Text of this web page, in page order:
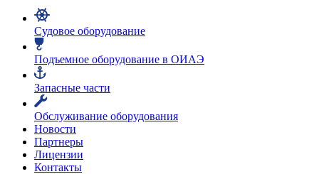
Судовое оборудование
Подъемное оборудование в ОИАЭ
Запасные части
Обслуживание оборудования
Новости
Партнеры
Лицензии
Контакты